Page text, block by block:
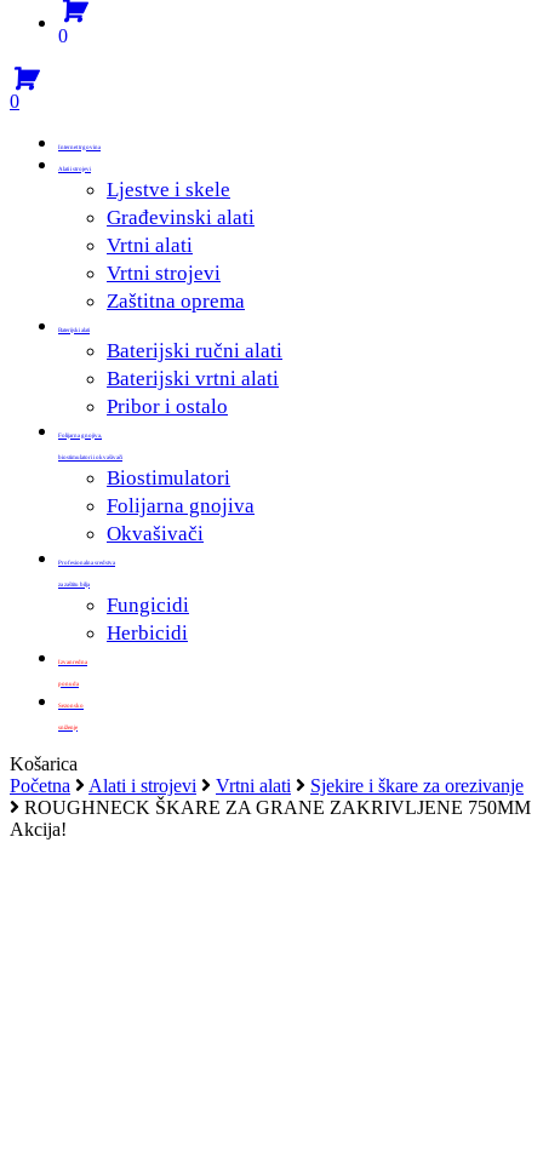
0
Menu
search
account
0
Internet trgovina
Alati i strojevi
Ljestve i skele
Građevinski alati
Vrtni alati
Vrtni strojevi
Zaštitna oprema
Baterijski alati
Baterijski ručni alati
Baterijski vrtni alati
Pribor i ostalo
Folijarna gnojiva,
biostimulatori i okvašivači
Biostimulatori
Folijarna gnojiva
Okvašivači
Profesionalna sredstva
za zaštitu bilja
Fungicidi
Herbicidi
Izvanredna
ponuda
Sezonsko
sniženje
Košarica
košaricu
Početna Alati i strojevi Vrtni alati
Sjekire i škare za orezivanje
ROUGHNECK ŠKARE ZA GRANE ZAKRIVLJENE 750MM
Akcija!